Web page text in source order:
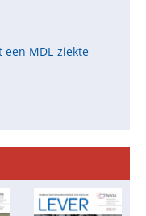
MDL-ziekte